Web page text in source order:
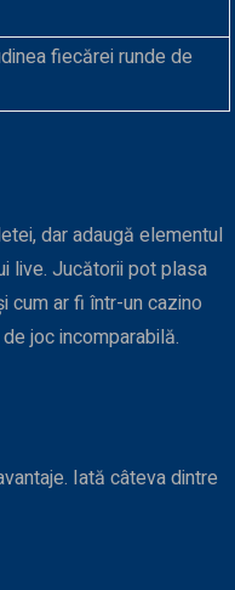
fiecărei runde de
dar adaugă elementul
live. Jucătorii pot plasa
cum ar fi într-un cazino
joc incomparabilă.
Iată câteva dintre